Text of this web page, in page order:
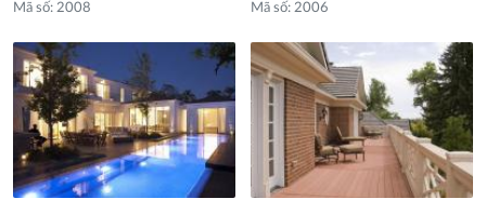
Mã số: 2008
Mã số: 2006